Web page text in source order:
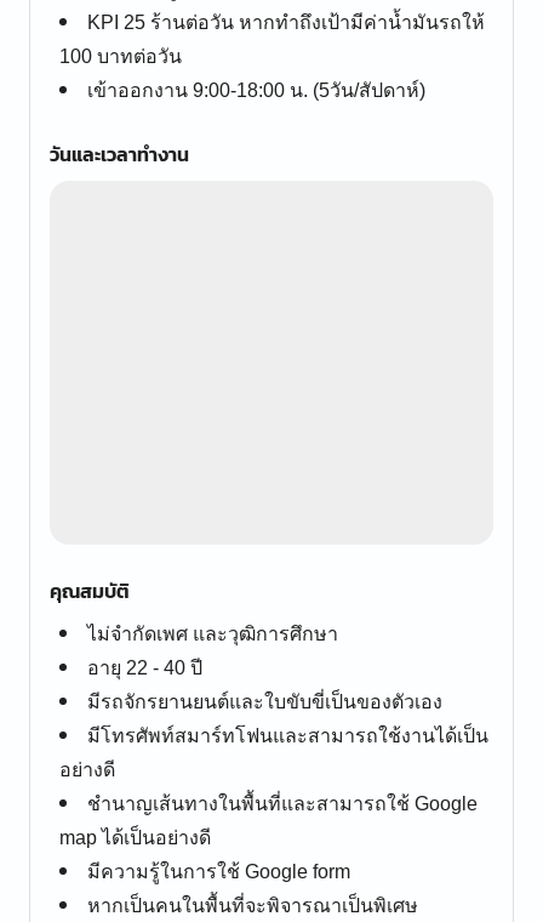
KPI 25 ร้านต่อวัน หากทำถึงเป้ามีค่าน้ำมันรถให้
100 บาทต่อวัน
เข้าออกงาน 9:00-18:00 น. (5วัน/สัปดาห์)
วันและเวลาทำงาน
คุณสมบัติ
ไม่จำกัดเพศ และวุฒิการศึกษา
อายุ 22 - 40 ปี
มีรถจักรยานยนต์และใบขับขี่เป็นของตัวเอง
มีโทรศัพท์สมาร์ทโฟนและสามารถใช้งานได้เป็น
อย่างดี
ชำนาญเส้นทางในพื้นที่และสามารถใช้ Google
map ได้เป็นอย่างดี
มีความรู้ในการใช้ Google form
หากเป็นคนในพื้นที่จะพิจารณาเป็นพิเศษ